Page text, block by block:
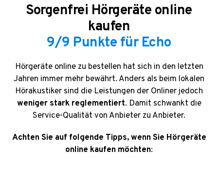
Sorgenfrei Hörgeräte online
kaufen
9/9 Punkte für Echo
Hörgeräte online zu bestellen hat sich in den letzten
Jahren immer mehr bewährt. Anders als beim lokalen
Hörakustiker sind die Leistungen der Onliner jedoch
weniger stark reglementiert. Damit schwankt die
Service-Qualität von Anbieter zu Anbieter.
Achten Sie auf folgende Tipps, wenn Sie Hörgeräte
online kaufen möchten: